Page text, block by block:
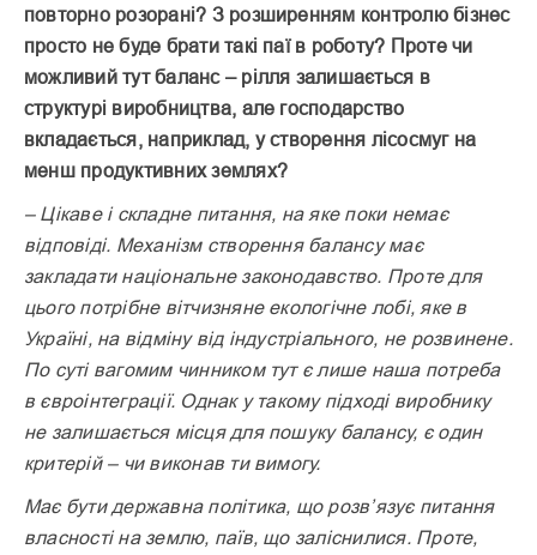
повторно розорані? З розширенням контролю бізнес
просто не буде брати такі паї в роботу? Проте чи
можливий тут баланс – рілля залишається в
структурі виробництва, але господарство
вкладається, наприклад, у створення лісосмуг на
менш продуктивних землях?
– Цікаве і складне питання, на яке поки немає
відповіді. Механізм створення балансу має
закладати національне законодавство. Проте для
цього потрібне вітчизняне екологічне лобі, яке в
Україні, на відміну від індустріального, не розвинене.
По суті вагомим чинником тут є лише наша потреба
в євроінтеграції. Однак у такому підході виробнику
не залишається місця для пошуку балансу, є один
критерій – чи виконав ти вимогу.
Має бути державна політика, що розв’язує питання
власності на землю, паїв, що заліснилися. Проте,